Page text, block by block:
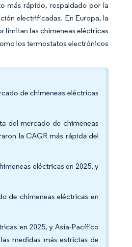
más rápido, respaldado por la
electrificadas. En Europa, la
limitan las chimeneas eléctricas
los termostatos electrónicos
de chimeneas eléctricas
del mercado de chimeneas
la CAGR más rápida del
eléctricas en 2025, y
de chimeneas eléctricas en
en 2025, y Asia-Pacífico
medidas más estrictas de